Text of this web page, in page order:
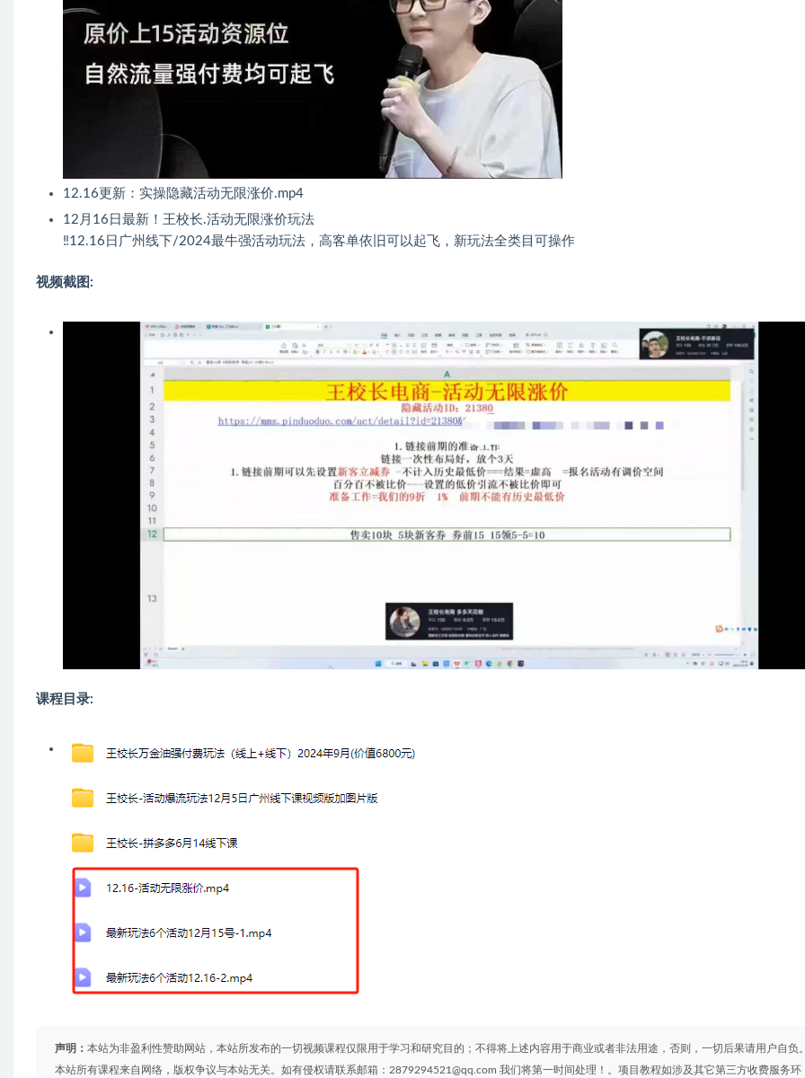
12.16更新：实操隐藏活动无限涨价.mp4
12月16日最新！王校长.活动无限涨价玩法
‼️12.16日广州线下/2024最牛强活动玩法，高客单依旧可以起飞，新玩法全类目可操作
视频截图:
课程目录:
声明： 本站为非盈利性赞助网站，本站所发布的一切视频课程仅限用于学习和研究目的；不得将上述内容用于商业或者非法用途，否则，一切后果请用户自负
本站所有课程来自网络，版权争议与本站无关。如有侵权请联系邮箱：2879294521@qq.com 我们将第一时间处理！。项目教程如涉及其它第三方收费服务环